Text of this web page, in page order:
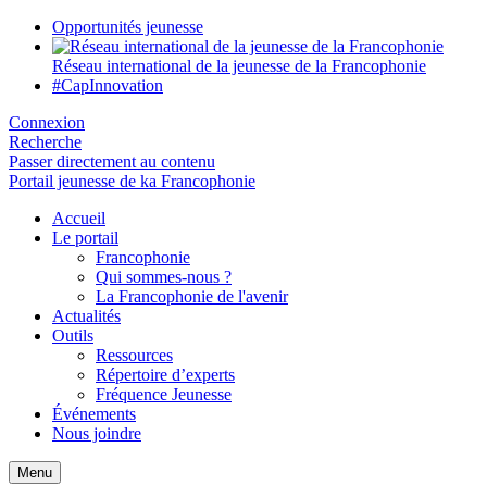
Opportunités jeunesse
Réseau international de la jeunesse de la Francophonie
#CapInnovation
Connexion
Recherche
Passer directement au contenu
Portail jeunesse de ka Francophonie
Accueil
Le portail
Francophonie
Qui sommes-nous ?
La Francophonie de l'avenir
Actualités
Outils
Ressources
Répertoire d’experts
Fréquence Jeunesse
Événements
Nous joindre
Menu